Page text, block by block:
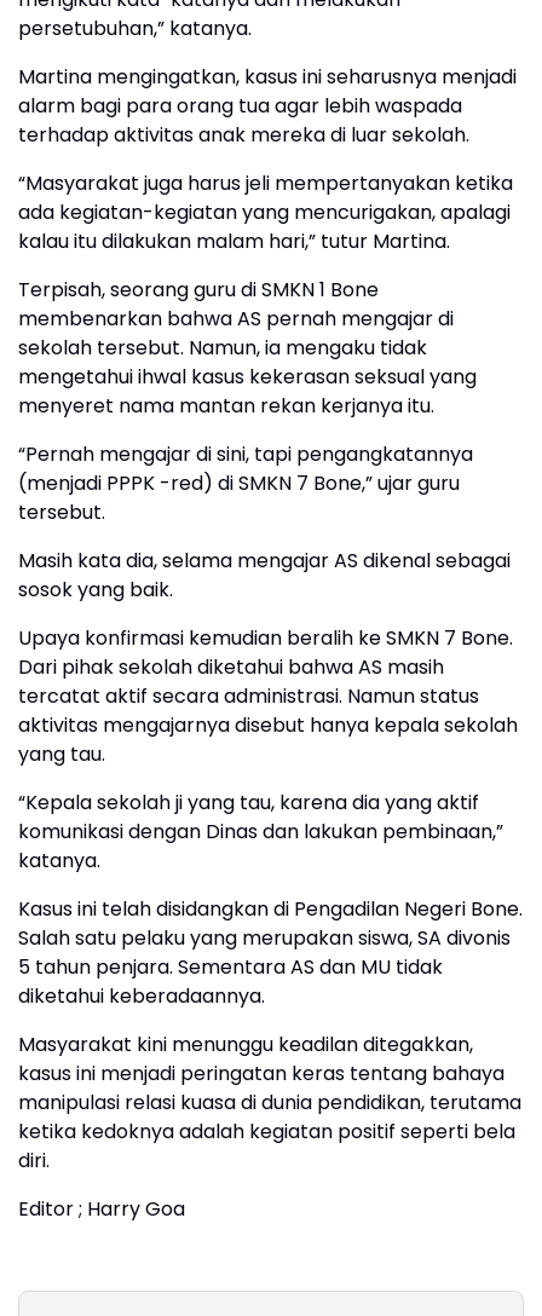
persetubuhan,” katanya.
Martina mengingatkan, kasus ini seharusnya menjadi
alarm bagi para orang tua agar lebih waspada
terhadap aktivitas anak mereka di luar sekolah.
“Masyarakat juga harus jeli mempertanyakan ketika
ada kegiatan-kegiatan yang mencurigakan, apalagi
kalau itu dilakukan malam hari,” tutur Martina.
Terpisah, seorang guru di SMKN 1 Bone
membenarkan bahwa AS pernah mengajar di
sekolah tersebut. Namun, ia mengaku tidak
mengetahui ihwal kasus kekerasan seksual yang
menyeret nama mantan rekan kerjanya itu.
“Pernah mengajar di sini, tapi pengangkatannya
(menjadi PPPK -red) di SMKN 7 Bone,” ujar guru
tersebut.
Masih kata dia, selama mengajar AS dikenal sebagai
sosok yang baik.
Upaya konfirmasi kemudian beralih ke SMKN 7 Bone.
Dari pihak sekolah diketahui bahwa AS masih
tercatat aktif secara administrasi. Namun status
aktivitas mengajarnya disebut hanya kepala sekolah
yang tau.
“Kepala sekolah ji yang tau, karena dia yang aktif
komunikasi dengan Dinas dan lakukan pembinaan,”
katanya.
Kasus ini telah disidangkan di Pengadilan Negeri Bone.
Salah satu pelaku yang merupakan siswa, SA divonis
5 tahun penjara. Sementara AS dan MU tidak
diketahui keberadaannya.
Masyarakat kini menunggu keadilan ditegakkan,
kasus ini menjadi peringatan keras tentang bahaya
manipulasi relasi kuasa di dunia pendidikan, terutama
ketika kedoknya adalah kegiatan positif seperti bela
diri.
Editor ; Harry Goa